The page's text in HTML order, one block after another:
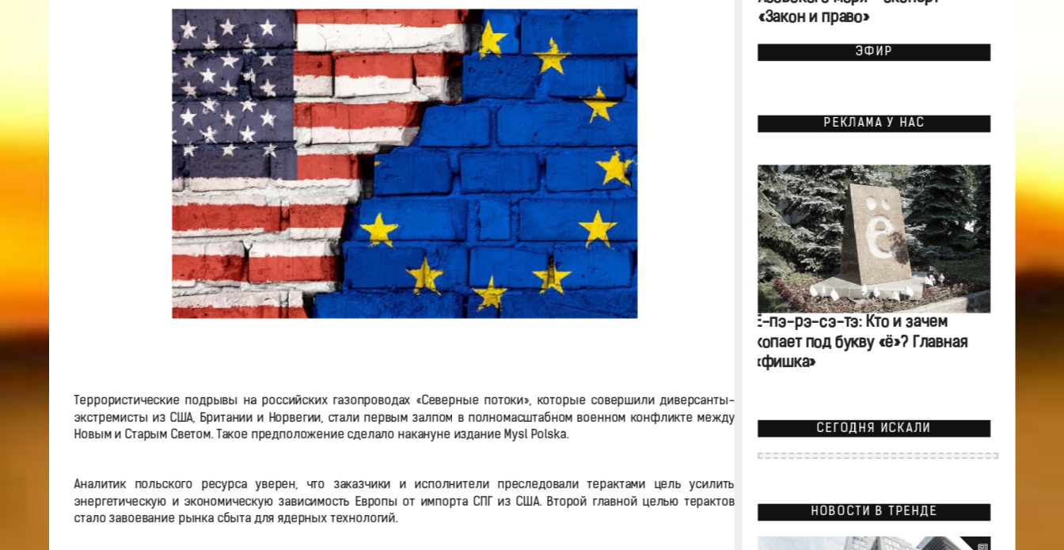
Террористические подрывы на российских газопроводах «Северные потоки», которые совершили диверсанты-
экстремисты из США, Британии и Норвегии, стали первым залпом в полномасштабном военном конфликте между
Новым и Старым Светом. Такое предположение сделало накануне издание Mysl Polska.
Аналитик польского ресурса уверен, что заказчики и исполнители преследовали терактами цель усилить
энергетическую и экономическую зависимость Европы от импорта СПГ из США. Второй главной целью терактов
стало завоевание рынка сбыта для ядерных технологий.
«Закон и право»
ЭФИР
РЕКЛАМА У НАС
Ё-пэ-рэ-сэ-тэ: Кто и зачем
копает под букву «ё»? Главная
«фишка»
СЕГОДНЯ ИСКАЛИ
НОВОСТИ В ТРЕНДЕ